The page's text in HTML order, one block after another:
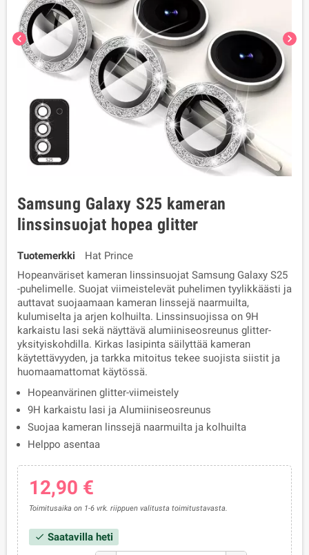
chevron_left chevron_right
Samsung Galaxy S25 kameran
linssinsuojat hopea glitter
Tuotemerkki
Hat Prince
Hopeanväriset kameran linssinsuojat Samsung Galaxy S25
-puhelimelle. Suojat viimeistelevät puhelimen tyylikkäästi ja
auttavat suojaamaan kameran linssejä naarmuilta,
kulumiselta ja arjen kolhuilta. Linssinsuojissa on 9H
karkaistu lasi sekä näyttävä alumiiniseosreunus glitter-
yksityiskohdilla. Kirkas lasipinta säilyttää kameran
käytettävyyden, ja tarkka mitoitus tekee suojista siistit ja
huomaamattomat käytössä.
Hopeanvärinen glitter-viimeistely
9H karkaistu lasi ja Alumiiniseosreunus
Suojaa kameran linssejä naarmuilta ja kolhuilta
Helppo asentaa
12,90 €
Toimitusaika on 1-6 vrk. riippuen valitusta toimitustavasta.
check Saatavilla heti